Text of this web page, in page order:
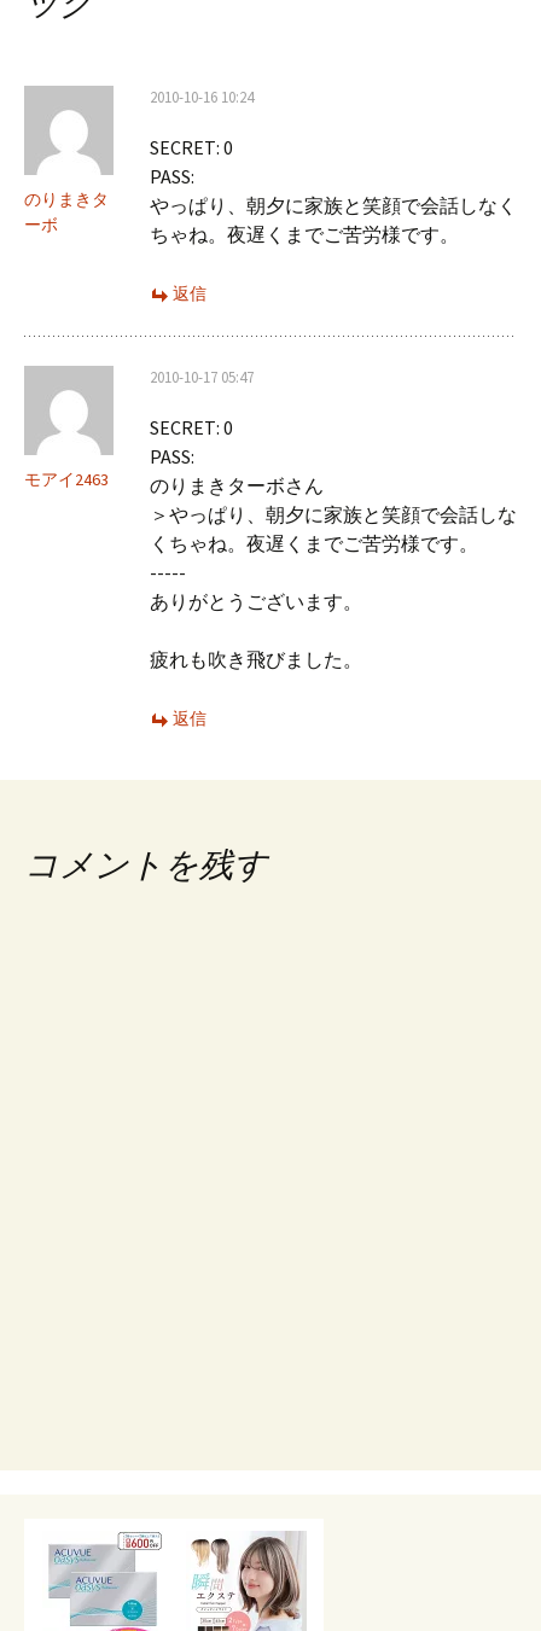
ー
のりまきタ
ーボ
2010-10-16 10:24
SECRET: 0
PASS:
やっぱり、朝夕に家族と笑顔で会話しなく
ちゃね。夜遅くまでご苦労様です。
返信
モアイ2463
2010-10-17 05:47
SECRET: 0
PASS:
のりまきターボさん
＞やっぱり、朝夕に家族と笑顔で会話しな
くちゃね。夜遅くまでご苦労様です。
-----
ありがとうございます。
疲れも吹き飛びました。
返信
コメントを残す